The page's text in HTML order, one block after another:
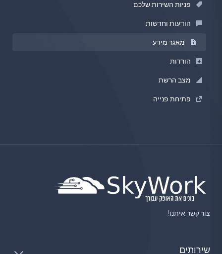
פניות השירות שלכם
הודעות וחדשות
מאגר מידע
הורדות
מצב הרשת
פתיחת פנייה
צור קשר איתנו!
שירותים